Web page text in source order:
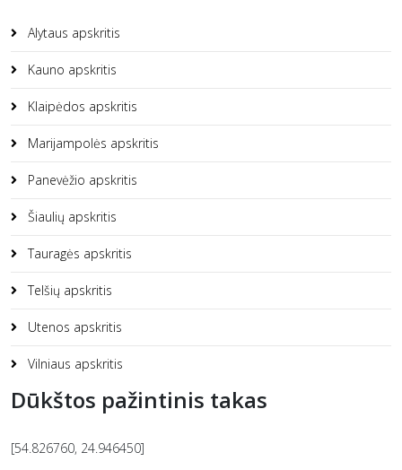
Alytaus apskritis
Kauno apskritis
Klaipėdos apskritis
Marijampolės apskritis
Panevėžio apskritis
Šiaulių apskritis
Tauragės apskritis
Telšių apskritis
Utenos apskritis
Vilniaus apskritis
Dūkštos pažintinis takas
[54.826760, 24.946450]